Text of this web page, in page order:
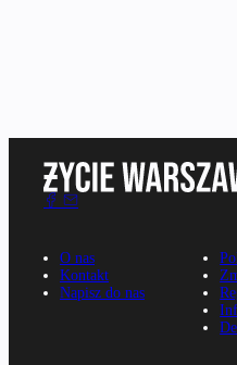
O nas
Kontakt
Napisz do nas